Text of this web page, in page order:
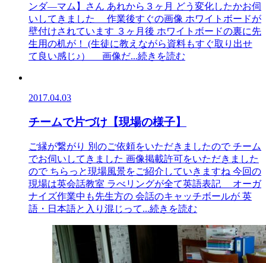
ンダ―マム】さん あれから３ヶ月 どう変化したかお伺
いしてきました 作業後すぐの画像 ホワイトボードが
壁付けされています ３ヶ月後 ホワイトボードの裏に先
生用の机が！ (生徒に教えながら資料もすぐ取り出せ
て良い感じ♪） 画像だ...続きを読む
2017.04.03
チームで片づけ【現場の様子】
ご縁が繋がり 別のご依頼をいただきましたので チーム
でお伺いしてきました 画像掲載許可をいただきました
ので ちらっと現場風景をご紹介していきますね 今回の
現場は英会話教室 ラべリングが全て英語表記 オーガ
ナイズ作業中も先生方の 会話のキャッチボールが 英
語・日本語と入り混じって...続きを読む